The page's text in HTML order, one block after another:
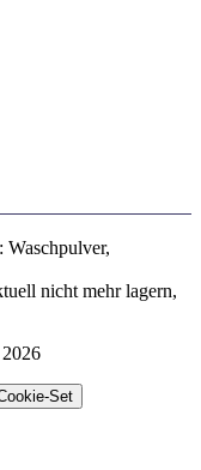
Waschpulver,
nicht mehr lagern,
Set